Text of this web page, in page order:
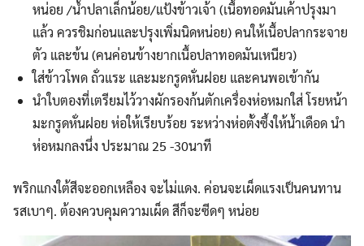
หน่อย /น้ำปลาเล็กน้อย/แป้งข้าวเจ้า (เนื้อทอดมันเค้าปรุงมา
แล้ว ควรชิมก่อนและปรุงเพิ่มนิดหน่อย) คนให้เนื้อปลากระจาย
ตัว และข้น (คนค่อนข้างยากเนื้อปลาทอดมันเหนียว)
ใส่ข้าวโพด ถั่วแระ และมะกรูดหั่นฝอย และคนพอเข้ากัน
นำใบตองที่เตรียมไว้วางผักรองก้นตักเครื่องห่อหมกใส่ โรยหน้า
มะกรูดหั่นฝอย ห่อให้เรียบร้อย ระหว่างห่อตั้งซึ้งให้น้ำเดือด นำ
ห่อหมกลงนึ่ง ประมาณ 25 -30นาที
พริกแกงใต้สีจะออกเหลือง จะไม่แดง. ค่อนจะเผ็ดแรงเป็นคนทาน
รสเบาๆ. ต้องควบคุมความเผ็ด สีก็จะซีดๆ หน่อย